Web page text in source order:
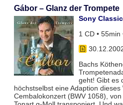
Gábor – Glanz der Trompete
Sony
1 CD • 55min
Bachs
geht! Gibt es
höchstselbst eine Adaption dieses
Cembalokonzert (BWV 1058),